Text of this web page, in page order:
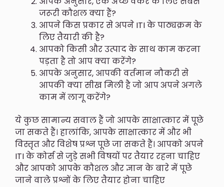
जरूरी कौशल क्या हैं?
आपने किस प्रकार से अपने ITI के पाठ्यक्रम के
लिए तैयारी की है?
आपको किसी और उत्पाद के साथ काम करना
पड़ता है तो आप क्या करेंगे?
आपके अनुसार, आपकी वर्तमान नौकरी से
आपकी क्या सीख मिली है जो आप अपने अगले
काम में लागू करेंगे?
ये कुछ सामान्य सवाल हैं जो आपके साक्षात्कार में पूछे
जा सकते हैं। हालांकि, आपके साक्षात्कार में और भी
विस्तृत और विशेष प्रश्न पूछे जा सकते हैं। आपको अपने
ITI के कोर्स से जुड़े सभी विषयों पर तैयार रहना चाहिए
और आपको आपके कौशल और ज्ञान के बारे में पूछे
जाने वाले प्रश्नों के लिए तैयार होना चाहिए